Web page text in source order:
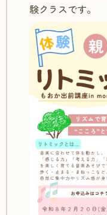
験クラスです。